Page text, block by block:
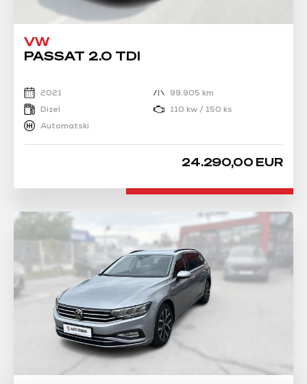
VW
PASSAT 2.0 TDI
2021
99.905 km
Dizel
110 kw / 150 ks
Automatski
24.290,00 EUR